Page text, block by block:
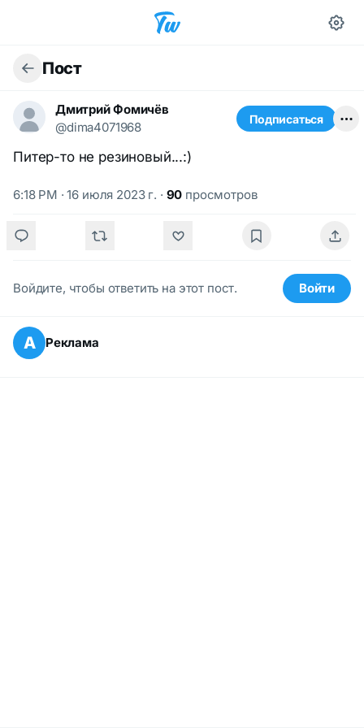
Пост
Дмитрий Фомичёв
@dima4071968
Подписаться
Питер-то не резиновый...:)
6:18 PM · 16 июля 2023 г. · 90 просмотров
Войдите, чтобы ответить на этот пост. Войти
А Реклама